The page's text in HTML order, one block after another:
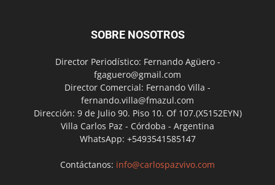
SOBRE NOSOTROS
Director Periodístico: Fernando Agüero -
fgaguero@gmail.com
Director Comercial: Fernando Villa -
fernando.villa@fmazul.com
Dirección: 9 de Julio 90. Piso 10. Of 107.(X5152EYN)
Villa Carlos Paz - Córdoba - Argentina
WhatsApp: +5493541585147
Contáctanos: info@carlospazvivo.com